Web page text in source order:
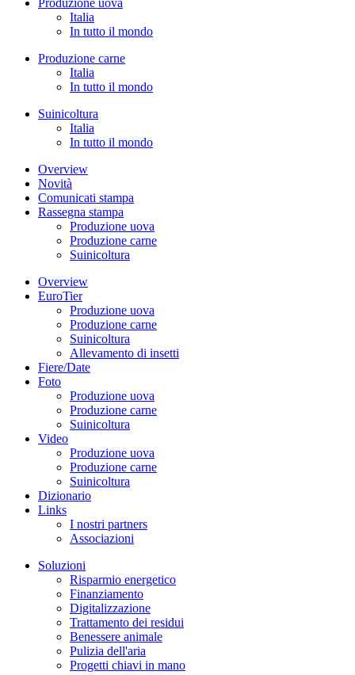
Produzione uova
Italia
In tutto il mondo
Produzione carne
Italia
In tutto il mondo
Suinicoltura
Italia
In tutto il mondo
Overview
Novità
Comunicati stampa
Rassegna stampa
Produzione uova
Produzione carne
Suinicoltura
Overview
EuroTier
Produzione uova
Produzione carne
Suinicoltura
Allevamento di insetti
Fiere/Date
Foto
Produzione uova
Produzione carne
Suinicoltura
Video
Produzione uova
Produzione carne
Suinicoltura
Dizionario
Links
I nostri partners
Associazioni
Soluzioni
Risparmio energetico
Finanziamento
Digitalizzazione
Trattamento dei residui
Benessere animale
Pulizia dell'aria
Progetti chiavi in mano